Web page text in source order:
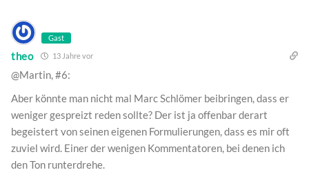
Gast
theo 13 Jahre vor
@Martin, #6:
Aber könnte man nicht mal Marc Schlömer beibringen, dass er
weniger gespreizt reden sollte? Der ist ja offenbar derart
begeistert von seinen eigenen Formulierungen, dass es mir oft
zuviel wird. Einer der wenigen Kommentatoren, bei denen ich
den Ton runterdrehe.